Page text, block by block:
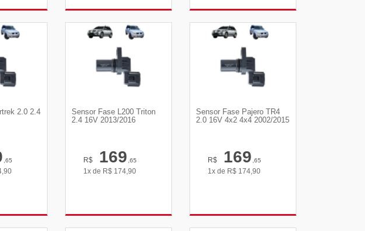
2.0 2.4
,65
Sensor Fase L200 Triton
2.4 16V 2013/2016
R$ 169,65
1x de R$ 174,90
Sensor Fase Pajero TR4
2.0 16V 4x2 4x4 2002/2015
R$ 169,65
1x de R$ 174,90